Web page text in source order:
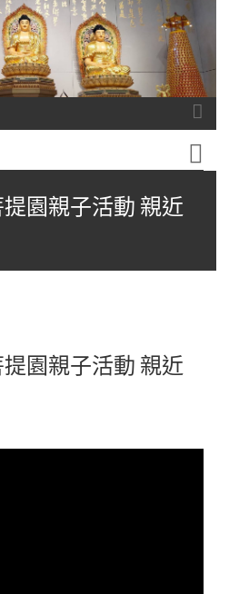
e.V.
提園親子活動 親近
提園親子活動 親近